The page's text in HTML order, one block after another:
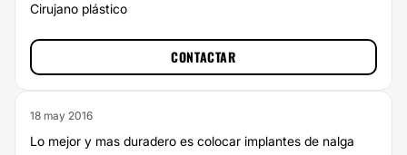
Cirujano plástico
CONTACTAR
18 may 2016
Lo mejor y mas duradero es colocar implantes de nalga